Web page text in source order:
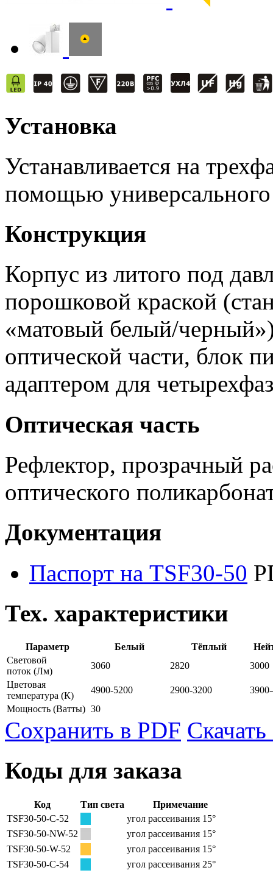
Установка
Устанавливается на
помощью универсального
Конструкция
Корпус из литого под
порошковой краской
«матовый белый/
оптической части, блок
адаптером для
Оптическая часть
Рефлектор, прозрачный
оптического
Документация
Паспорт на TSF30-50
Тех. характеристики
Параметр Белый Тёплый
Световой
поток (Лм)
3060 2820
3000
Цветовая
температура (К)
4900-5200 2900-3200
Мощность (Ватты) 30
Сохранить в PDF
Коды для заказа
Код Тип света
Примечание
TSF30-50-C-52
угол рассеивания 15°
TSF30-50-NW-52
угол рассеивания 15°
TSF30-50-W-52
угол рассеивания 15°
TSF30-50-C-54
угол рассеивания 25°